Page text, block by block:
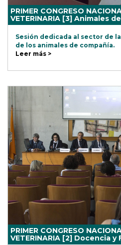
PRIMER CONGRESO
VETERINARIA [3] Animales
Sesión dedicada al sector de
de los animales de compañía.
Leer más >
PRIMER CONGRESO
VETERINARIA [2] Docencia y